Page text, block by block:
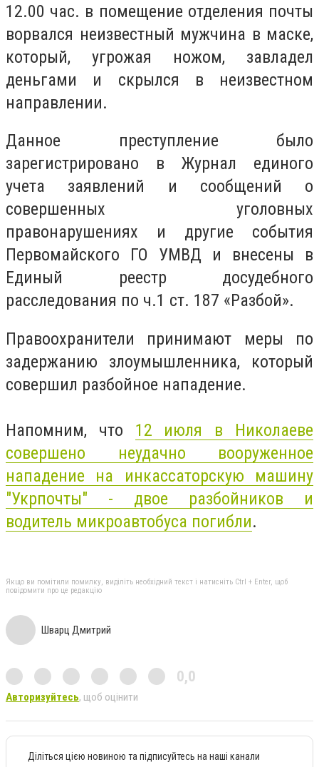
12.00 час. в помещение отделения почты
ворвался неизвестный мужчина в маске,
который, угрожая ножом, завладел
деньгами и скрылся в неизвестном
направлении.
Данное преступление было
зарегистрировано в Журнал единого
учета заявлений и сообщений о
совершенных уголовных
правонарушениях и другие события
Первомайского ГО УМВД и внесены в
Единый реестр досудебного
расследования по ч.1 ст. 187 «Разбой».
Правоохранители принимают меры по
задержанию злоумышленника, который
совершил разбойное нападение.
Напомним, что 12 июля в Николаеве
совершено неудачно вооруженное
нападение на инкассаторскую машину
"Укрпочты" - двое разбойников и
водитель микроавтобуса погибли.
Якщо ви помітили помилку, виділіть необхідний текст і натисніть Ctrl + Enter, щоб
повідомити про це редакцію
Шварц Дмитрий
0,0
Авторизуйтесь, щоб оцінити
Діліться цією новиною та підписуйтесь на наші канали